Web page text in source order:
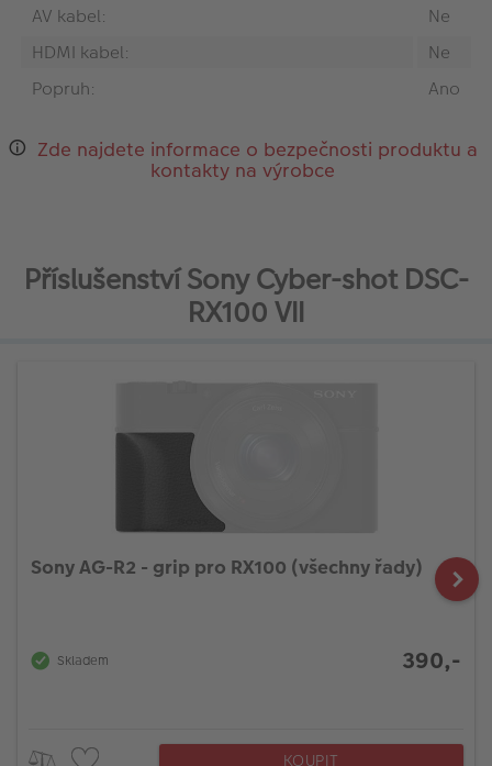
AV kabel:
Ne
HDMI kabel:
Ne
Popruh:
Ano
Zde najdete informace o bezpečnosti produktu a
kontakty na výrobce
Příslušenství Sony Cyber-shot DSC-
RX100 VII
Sony AG-R2 - grip pro RX100 (všechny řady)
Skladem 390,-
KOUPIT